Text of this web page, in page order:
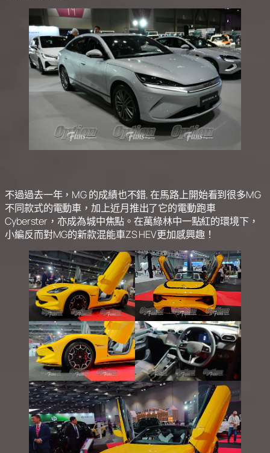
不過過去一年，MG 的成績也不錯, 在馬路上開始看到很多MG
不同款式的電動車，加上近月推出了它的電動跑車
Cyberster，亦成為城中焦點。在萬綠林中一點紅的環境下，
小編反而對MG的新款混能車ZS HEV更加感興趣！